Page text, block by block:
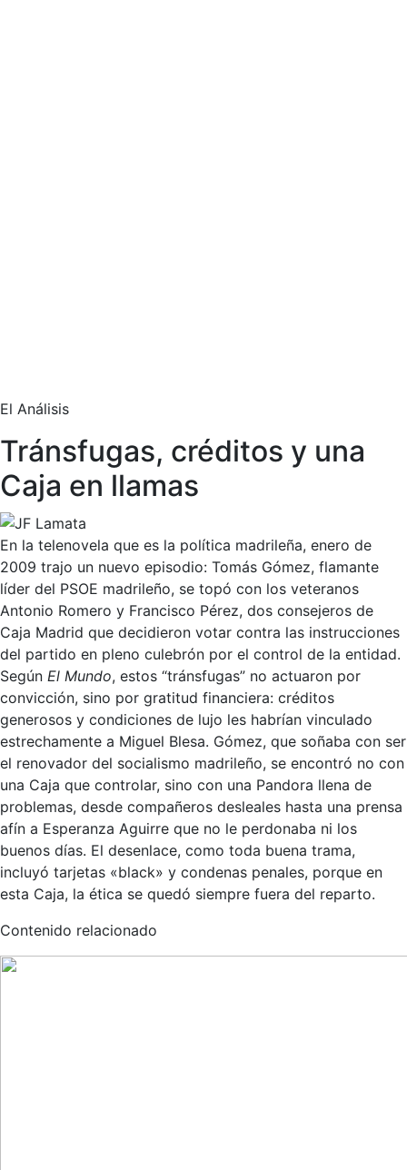
El Análisis
Tránsfugas, créditos y una
Caja en llamas
En la telenovela que es la política madrileña, enero de
2009 trajo un nuevo episodio: Tomás Gómez, flamante
líder del PSOE madrileño, se topó con los veteranos
Antonio Romero y Francisco Pérez, dos consejeros de
Caja Madrid que decidieron votar contra las instrucciones
del partido en pleno culebrón por el control de la entidad.
Según El Mundo, estos “tránsfugas” no actuaron por
convicción, sino por gratitud financiera: créditos
generosos y condiciones de lujo les habrían vinculado
estrechamente a Miguel Blesa. Gómez, que soñaba con ser
el renovador del socialismo madrileño, se encontró no con
una Caja que controlar, sino con una Pandora llena de
problemas, desde compañeros desleales hasta una prensa
afín a Esperanza Aguirre que no le perdonaba ni los
buenos días. El desenlace, como toda buena trama,
incluyó tarjetas «black» y condenas penales, porque en
esta Caja, la ética se quedó siempre fuera del reparto.
Contenido relacionado